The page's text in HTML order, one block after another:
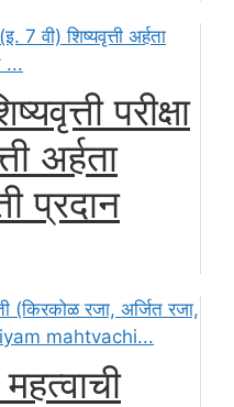
परीक्षा
अर्हता
प्रदान